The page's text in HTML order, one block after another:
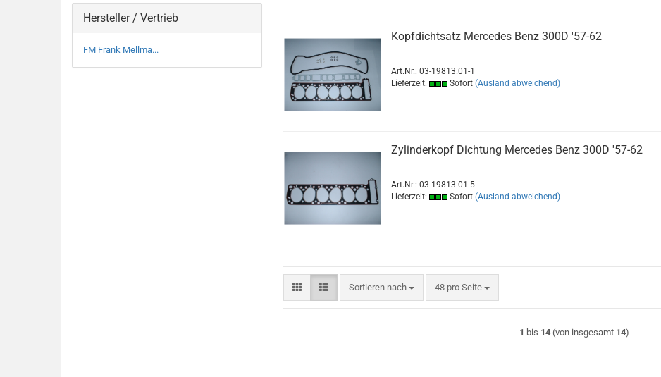
Kopfdichtsatz Mercedes Benz 300D '57-62
Art.Nr.: 03-19813.01-1
Lieferzeit:
Sofort (Ausland abweichend)
Zylinderkopf Dichtung Mercedes Benz 300D '57-62
Art.Nr.: 03-19813.01-5
Lieferzeit:
Sofort (Ausland abweichend)
Sortieren nach
Sortieren nach 48 pro Seite
pro Seite
1 bis 14(von insgesamt 14)
Hersteller / Vertrieb
FM Frank Mellma...